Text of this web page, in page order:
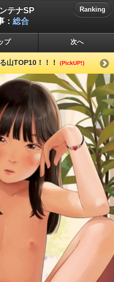
テナSP
： 総合
Ranking
プ 次へ
山TOP10！！！ (PickUP!)